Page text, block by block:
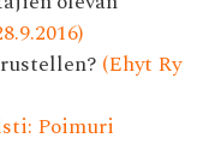
(Ehyt Ry
Poimuri